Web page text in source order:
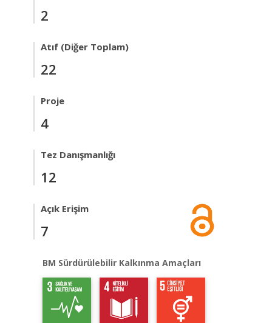
2
Atıf (Diğer Toplam)
22
Proje
4
Tez Danışmanlığı
12
Açık Erişim
7
BM Sürdürülebilir Kalkınma Amaçları